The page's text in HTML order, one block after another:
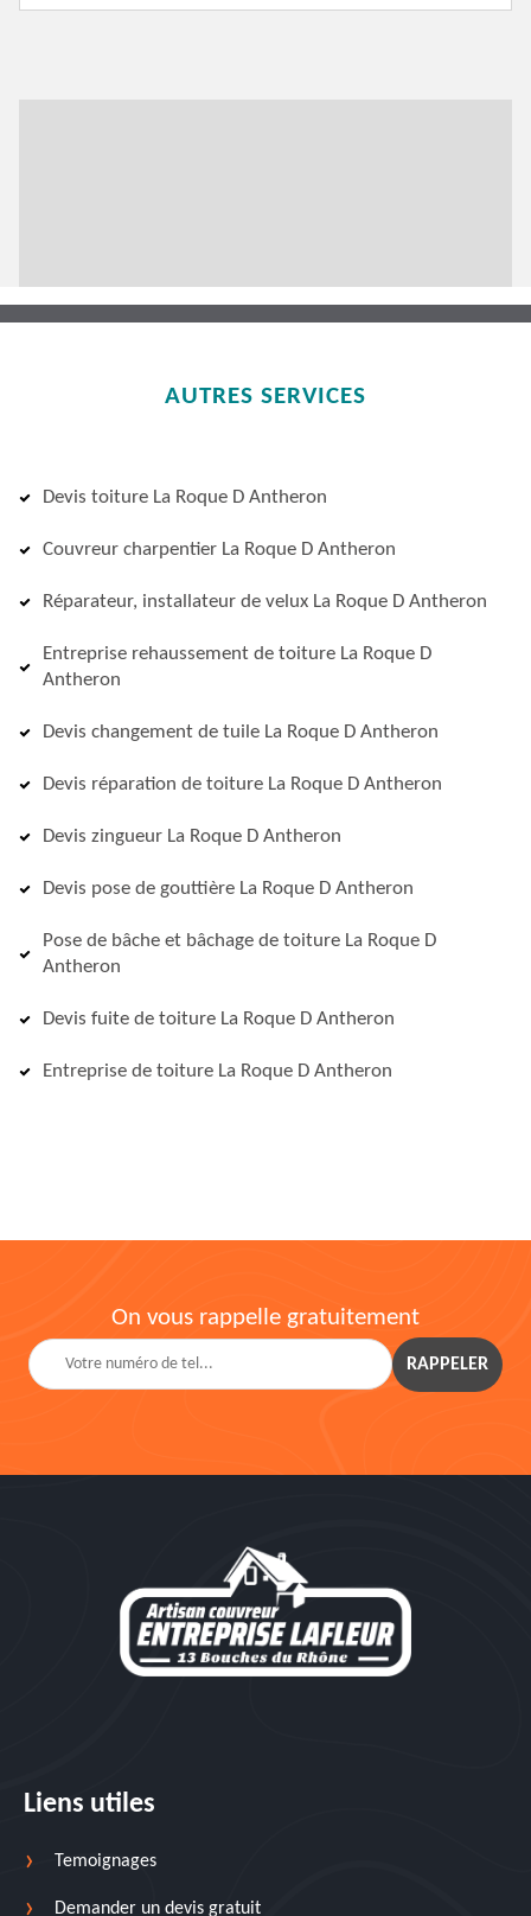
AUTRES SERVICES
Devis toiture La Roque D Antheron
Couvreur charpentier La Roque D Antheron
Réparateur, installateur de velux La Roque D Antheron
Entreprise rehaussement de toiture La Roque D
Antheron
Devis changement de tuile La Roque D Antheron
Devis réparation de toiture La Roque D Antheron
Devis zingueur La Roque D Antheron
Devis pose de gouttière La Roque D Antheron
Pose de bâche et bâchage de toiture La Roque D
Antheron
Devis fuite de toiture La Roque D Antheron
Entreprise de toiture La Roque D Antheron
On vous rappelle gratuitement
Liens utiles
Temoignages
Demander un devis gratuit